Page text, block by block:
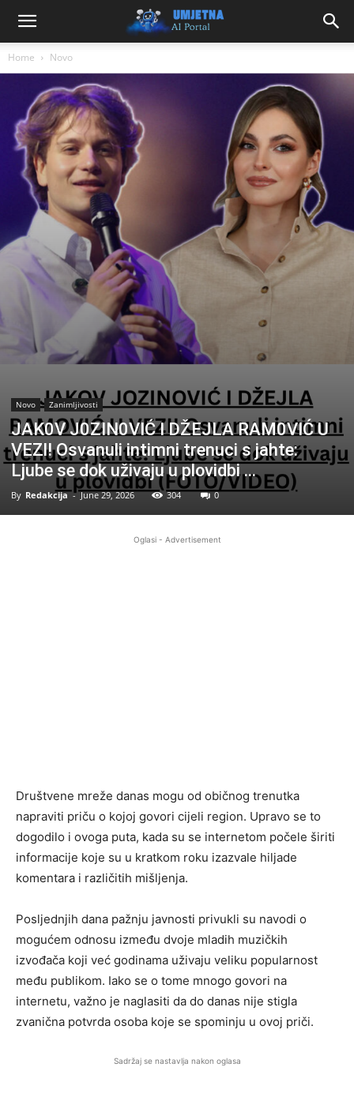
Home Novo
Novo Zanimljivosti
JAK0V J0ZIN0VIĆ I DŽEJLA RAM0VIĆ U
VEZl! Osvanuli intimni trenuci s jahte:
Ljube se dok uživaju u plovidbi …
By Redakcija - June 29, 2026 304 0
Oglasi - Advertisement
Društvene mreže danas mogu od običnog trenutka
napraviti priču o kojoj govori cijeli region. Upravo se to
dogodilo i ovoga puta, kada su se internetom počele širiti
informacije koje su u kratkom roku izazvale hiljade
komentara i različitih mišljenja.
Posljednjih dana pažnju javnosti privukli su navodi o
mogućem odnosu između dvoje mladih muzičkih
izvođača koji već godinama uživaju veliku popularnost
među publikom. Iako se o tome mnogo govori na
internetu, važno je naglasiti da do danas nije stigla
zvanična potvrda osoba koje se spominju u ovoj priči.
Sadržaj se nastavlja nakon oglasa